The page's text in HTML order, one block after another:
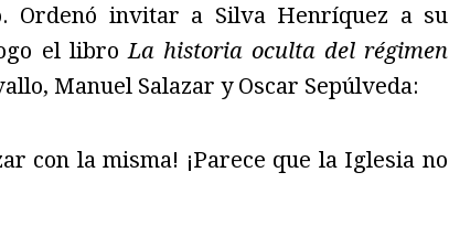
Ordenó invitar a Silva Henríquez a su
el libroLa historia oculta del régimen
Manuel Salazar y Oscar Sepúlveda:
con la misma! ¡Parece que la Iglesia no